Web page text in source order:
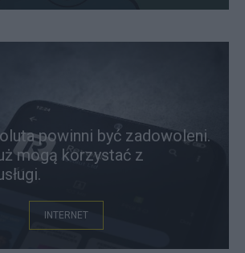
powinni być zadowoleni.
mogą korzystać z
INTERNET